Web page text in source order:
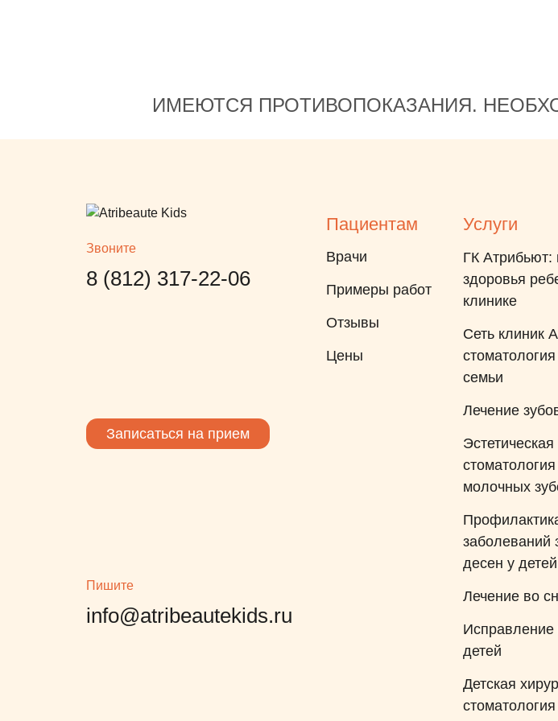
ИМЕЮТСЯ ПРОТИВОПОКАЗАНИЯ.
Звоните
8 (812) 317-22-06
Записаться на прием
Пишите
info@atribeautekids.ru
Пациентам
Врачи
Примеры работ
Отзывы
Цены
Услуги
ГК Атрибьют:
здоровья
клинике
Сеть клиник
семьи
Лечение
Эстетическая
молочных
заболеваний
десен у детей
Лечение во
Исправление
детей
Детская
стоматология